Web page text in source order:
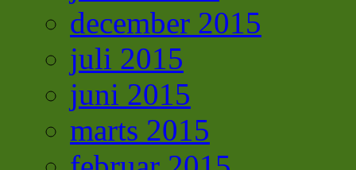
december 2015
juli 2015
juni 2015
marts 2015